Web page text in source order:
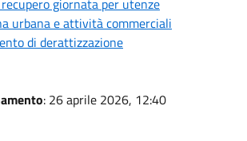
urbana e attività commerciali
di derattizzazione
: 26 aprile 2026, 12:40